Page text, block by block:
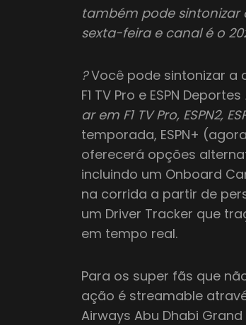
também pode sintonizar
sexta-feira e canal é o
?Você pode sintonizar a
F1 TV Pro e ESPN Deportes
ar em F1 TV Pro, ESPN2,
temporada, ESPN+
oferecerá opções
incluindo um Onboard
na corrida a partir de
um Driver Tracker que
em tempo real.
Para os super fãs que
ação é streamable
Airways Abu Dhabi